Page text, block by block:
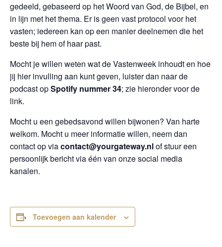
gedeeld, gebaseerd op het Woord van God, de Bijbel, en
in lijn met het thema. Er is geen vast protocol voor het
vasten; iedereen kan op een manier deelnemen die het
beste bij hem of haar past.
Mocht je willen weten wat de Vastenweek inhoudt en hoe
jij hier invulling aan kunt geven, luister dan naar de
podcast opSpotify nummer 34; zie hieronder voor de
link.
Mocht u een gebedsavond willen bijwonen? Van harte
welkom. Mocht u meer informatie willen, neem dan
contact op viacontact@yourgateway.nlof stuur een
persoonlijk bericht via één van onze social media
kanalen.
Toevoegen aan kalender